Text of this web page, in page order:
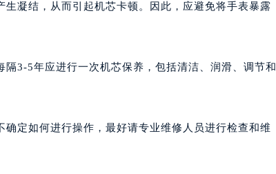
22层08室（需提前预约）
需提前预约）
室（需提前预约）
709室（需提前预约）
需提前预约）
层09室（需提前预约）
凝结，从而引起机芯卡顿。因此，应避免将手表暴露
3-5年应进行一次机芯保养，包括清洁、润滑、调节和
定如何进行操作，最好请专业维修人员进行检查和维